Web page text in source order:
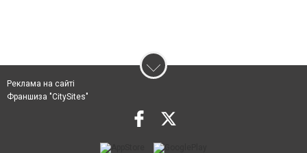
Реклама на сайті
Франшиза "CitySites"